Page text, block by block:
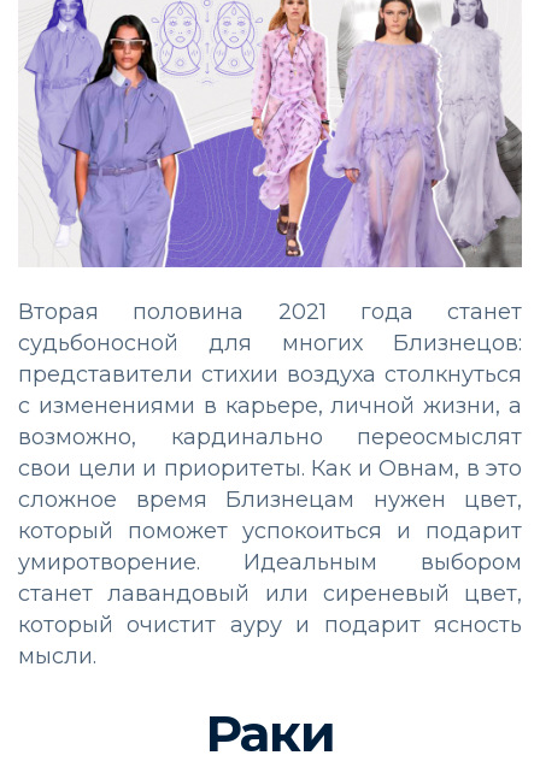
Вторая половина 2021 года станет
судьбоносной для многих Близнецов:
представители стихии воздуха столкнуться
с изменениями в карьере, личной жизни, а
возможно, кардинально переосмыслят
свои цели и приоритеты. Как и Овнам, в это
сложное время Близнецам нужен цвет,
который поможет успокоиться и подарит
умиротворение. Идеальным выбором
станет лавандовый или сиреневый цвет,
который очистит ауру и подарит ясность
мысли.
Раки